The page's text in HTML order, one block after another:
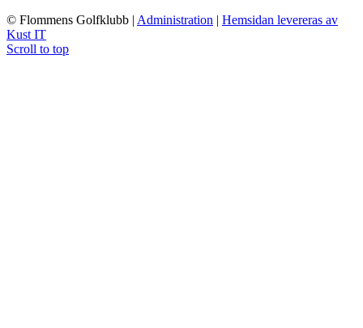
© Flommens Golfklubb | Administration | Hemsidan levereras av
Kust IT
Scroll to top